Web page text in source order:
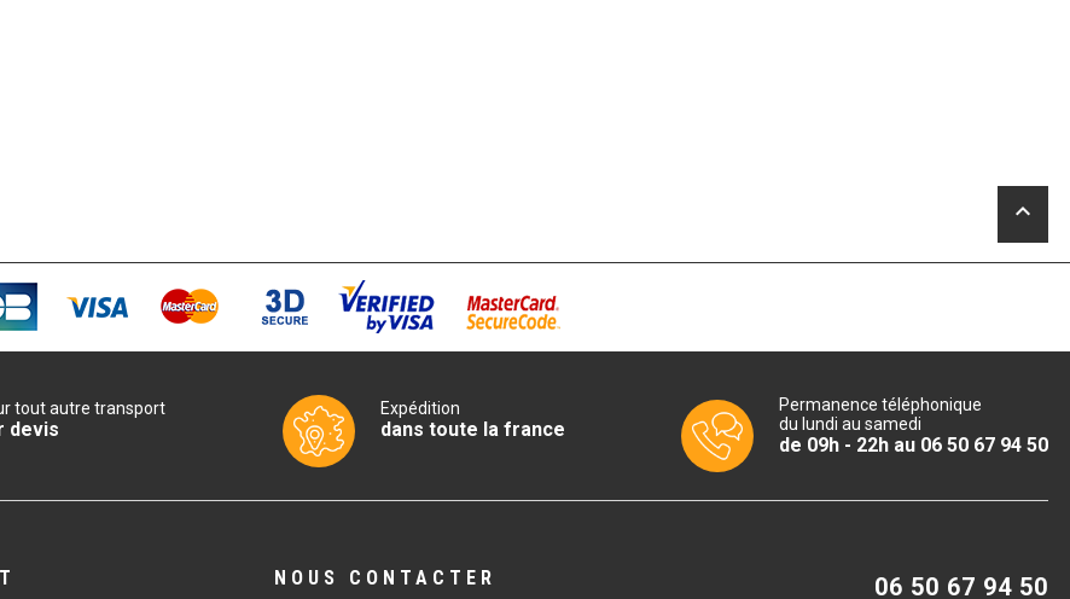
keyboard_arrow_up
tout autre transport
devis
Expédition
dans toute la france
Permanence téléphonique
du lundi au samedi
de 09h - 22h au 06 50 67 94 50
NOUS CONTACTER 06 50 67 94 50